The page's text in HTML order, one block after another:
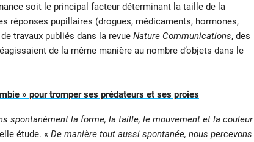
soit le principal facteur déterminant la taille de la
réponses pupillaires (drogues, médicaments, hormones,
travaux publiés dans la revue Nature Communications, des
de la même manière au nombre d’objets dans le
» pour tromper ses prédateurs et ses proies
spontanément la forme, la taille, le mouvement et la couleur
étude. « De manière tout aussi spontanée, nous percevons